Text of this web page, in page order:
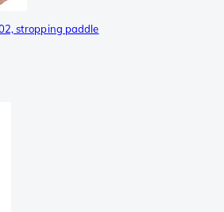
stropping paddle